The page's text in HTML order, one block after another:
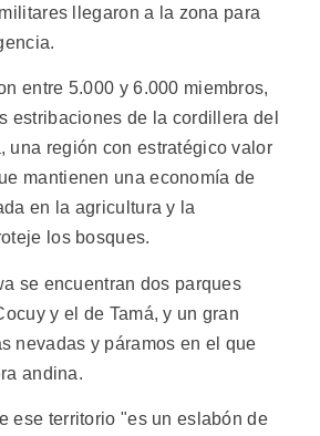
llegaron a la zona para
entre 5.000 y 6.000 miembros,
estribaciones de la cordillera del
una región con estratégico valor
mantienen una economía de
en la agricultura y la
los bosques.
se encuentran dos parques
y el de Tamá, y un gran
nevadas y páramos en el que
andina.
ese territorio "es un eslabón de